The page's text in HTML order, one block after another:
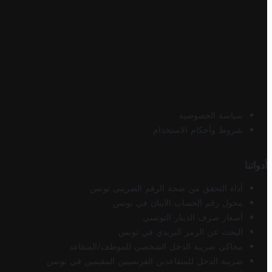
سياسة الخصوصية
شروط وأحكام الاستخدام
أدواتنا
أداة التحقق من صحة الرقم الضريبي تونس
محول رقم الحساب الآيبان في تونس
أسعار صرف الدينار التونسي
البحث عن الرمز البريدي في تونس
محاكي ضريبة الدخل الشخصي للموظف/المتقاعد
ضريبة الدخل للمتقاعدين الفرنسيين المقيمين في تونس